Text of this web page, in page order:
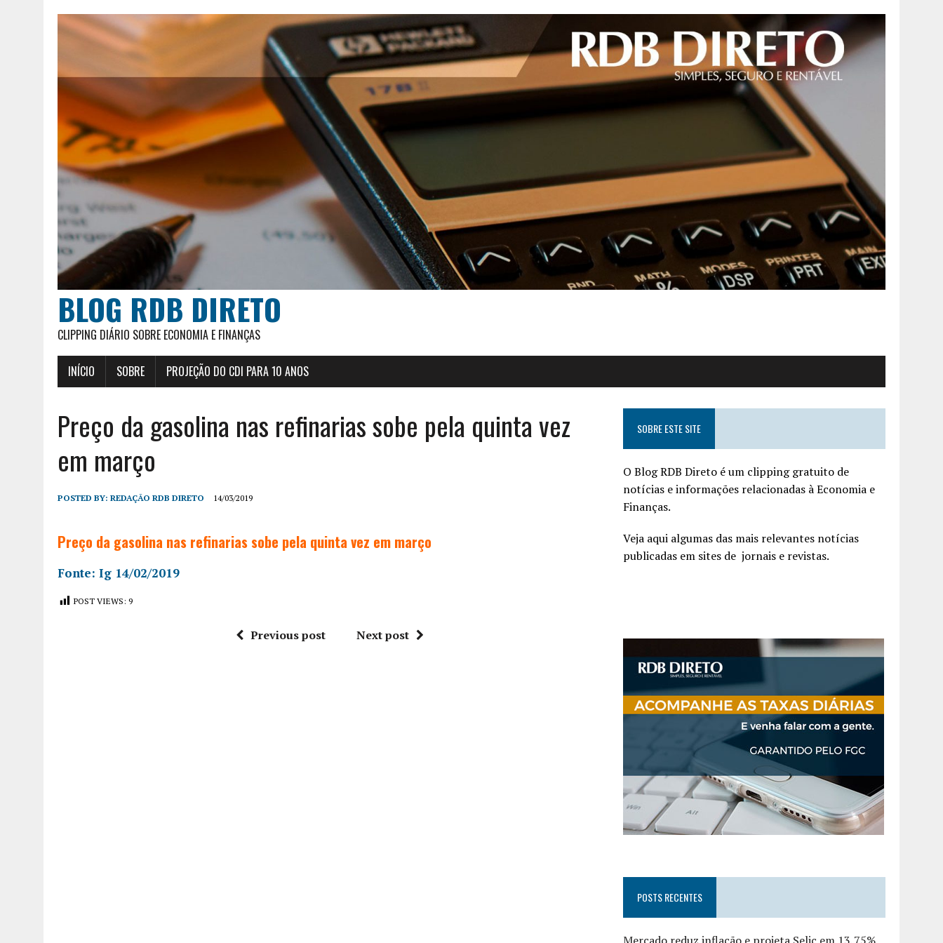
BLOG RDB DIRETO
CLIPPING DIÁRIO SOBRE ECONOMIA E FINANÇAS
INÍCIO SOBRE PROJEÇÃO DO CDI PARA 10 ANOS
Preço da gasolina nas refinarias sobe pela quinta vez
em março
POSTED BY: REDAÇÃO RDB DIRETO 14/03/2019
Preço da gasolina nas refinarias sobe pela quinta vez em março
Fonte: Ig 14/02/2019
POST VIEWS: 9
Previous post Next post
SOBRE ESTE SITE
O Blog RDB Direto é um clipping gratuito de
notícias e informações relacionadas à Economia e
Finanças.
Veja aqui algumas das mais relevantes notícias
publicadas em sites de jornais e revistas.
POSTS RECENTES
Mercado reduz inflação e projeta Selic em 13,75%